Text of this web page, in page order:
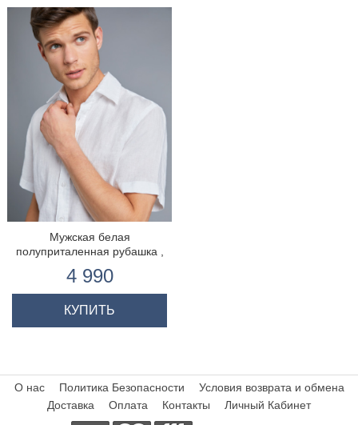
Мужская белая
полуприталенная рубашка ,
рукав
4 990
КУПИТЬ
О нас Политика Безопасности
Условия возврата и обмена
Доставка
Оплата Контакты Личный Кабинет